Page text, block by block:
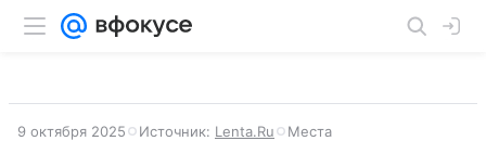
9 октября 2025 Источник: Lenta.Ru Места